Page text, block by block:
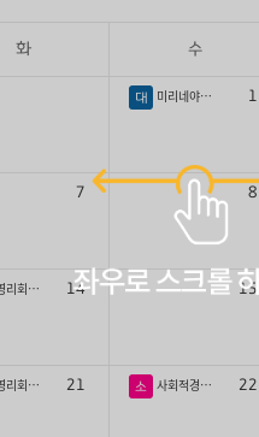
화 수
대 미리네야역량강화 1
7 8
비영리회계교육 14 15
비영리회계교육 21 소 사회적경제 새싹 투자 밋업 데이 22